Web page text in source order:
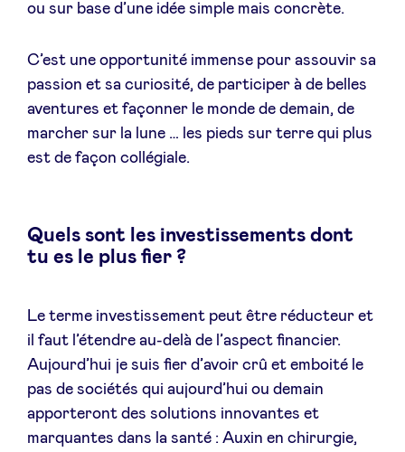
ou sur base d’une idée simple mais concrète.
C’est une opportunité immense pour assouvir sa
passion et sa curiosité, de participer à de belles
aventures et façonner le monde de demain, de
marcher sur la lune … les pieds sur terre qui plus
est de façon collégiale.
Quels sont les investissements dont
tu es le plus fier ?
Le terme investissement peut être réducteur et
il faut l’étendre au-delà de l’aspect financier.
Aujourd’hui je suis fier d’avoir crû et emboité le
pas de sociétés qui aujourd’hui ou demain
apporteront des solutions innovantes et
marquantes dans la santé : Auxin en chirurgie,